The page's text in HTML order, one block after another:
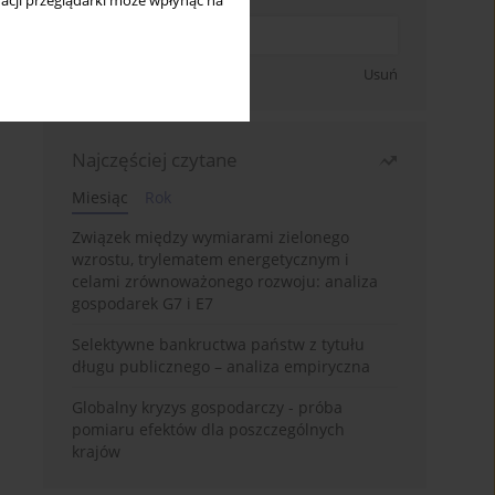
Usuń
Najczęściej czytane
Miesiąc
Związek między wymiarami zielonego
wzrostu, trylematem energetycznym i
celami zrównoważonego rozwoju: analiza
gospodarek G7 i E7
Selektywne bankructwa państw z tytułu
długu publicznego – analiza empiryczna
Globalny kryzys gospodarczy - próba
pomiaru efektów dla poszczególnych
krajów